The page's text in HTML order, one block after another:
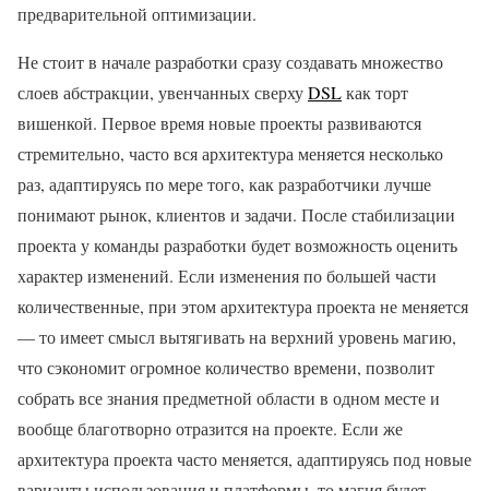
предварительной оптимизации.
Не стоит в начале разработки сразу создавать множество
слоев абстракции, увенчанных сверхуDSLкак торт
вишенкой. Первое время новые проекты развиваются
стремительно, часто вся архитектура меняется несколько
раз, адаптируясь по мере того, как разработчики лучше
понимают рынок, клиентов и задачи. После стабилизации
проекта у команды разработки будет возможность оценить
характер изменений. Если изменения по большей части
количественные, при этом архитектура проекта не меняется
— то имеет смысл вытягивать на верхний уровень магию,
что сэкономит огромное количество времени, позволит
собрать все знания предметной области в одном месте и
вообще благотворно отразится на проекте. Если же
архитектура проекта часто меняется, адаптируясь под новые